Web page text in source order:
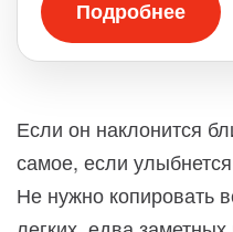
Подробнее
Если он наклонится
самое, если
Не нужно копировать